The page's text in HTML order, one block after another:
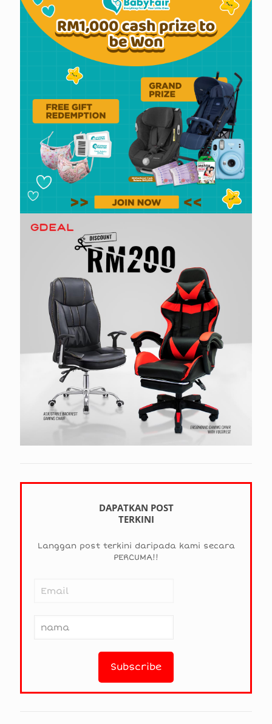
DAPATKAN POST
TERKINI
Langgan post terkini daripada kami secara
PERCUMA!!